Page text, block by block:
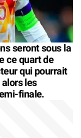
seront sous la
ce quart de
qui pourrait
les
finale.